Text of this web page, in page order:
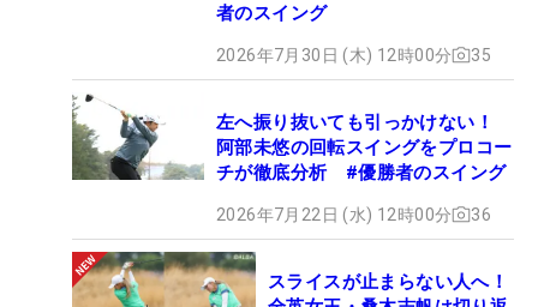
者のスイング
2026年7月30日 (木) 12時00分 35
左へ振り抜いても引っかけない！
阿部未悠の回転スイングをプロコー
チが徹底分析 #優勝者のスイング
2026年7月22日 (水) 12時00分 36
スライスが止まらない人へ！